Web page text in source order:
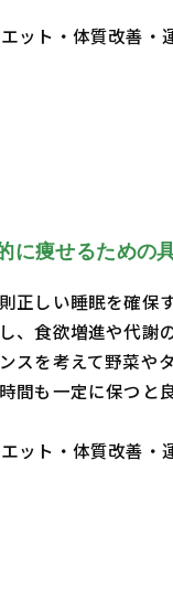
ット・体質改善
に痩せるための
正しい睡眠を確保
、食欲増進や代謝
スを考えて野菜や
間も一定に保つと
ット・体質改善